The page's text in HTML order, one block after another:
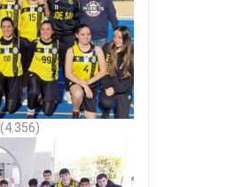
(4.356)